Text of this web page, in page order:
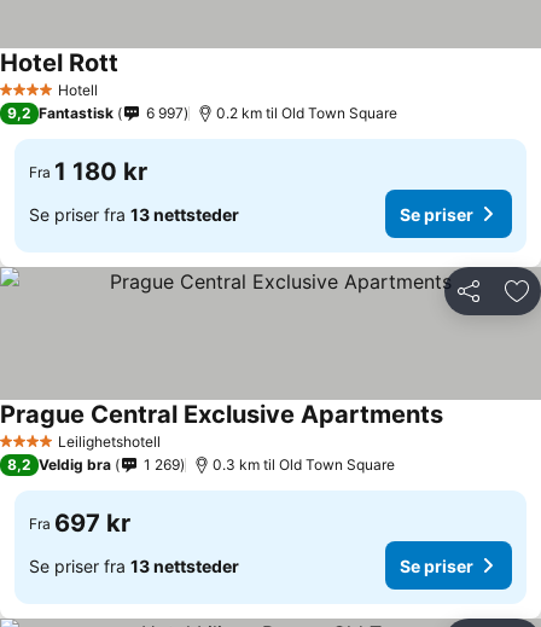
4 StjernerHotell
Hotel Rott
9,2 Fantastisk 6 997 0.2 km til Old Town Square
Fra 1 180 kr
Se priser fra 13 nettsteder Se priser
Del
4 StjernerLeilighetshotell
Prague Central Exclusive ApartmentsSe priser
8,2 Veldig bra 1 269 0.3 km til Old Town Square
Fra 697 kr
Se priser fra 13 nettsteder Se priser